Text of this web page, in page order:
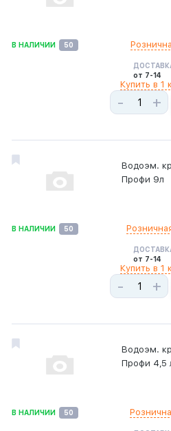
В НАЛИЧИИ 50
от 7-14
- +
Купить в 1
Водоэм.
Профи 9л
В НАЛИЧИИ 50
от 7-14
- +
Купить в 1
Водоэм.
Профи 4,5
В НАЛИЧИИ 50